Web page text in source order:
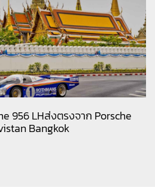
956 LHส่งตรงจาก Porsche
Bangkok